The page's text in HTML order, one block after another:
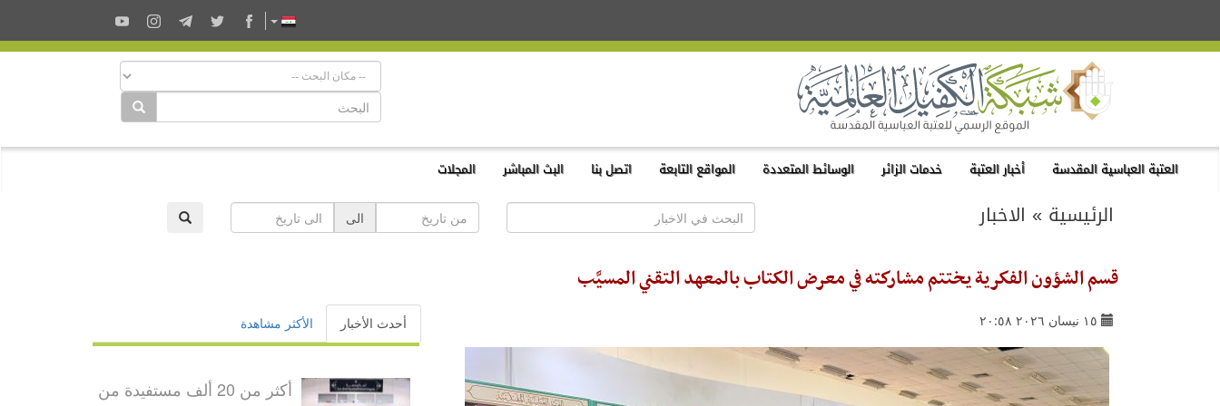
العتبة العباسية المقدسة أخبار العتبة خدمات الزائر الوسائط المتعددة المواقع التابعة اتصل بنا البث المباشر المجلات
الرئيسية » الاخبار الى
قسم الشؤون الفكرية يختتم مشاركته في معرض الكتاب بالمعهد التقني المسيَّب
١٥ نيسان ٢٠٢٦ ٢٠:٥٨ أحدث الأخبار الأكثر مشاهدة
أكثر من 20 ألف مستفيدة من